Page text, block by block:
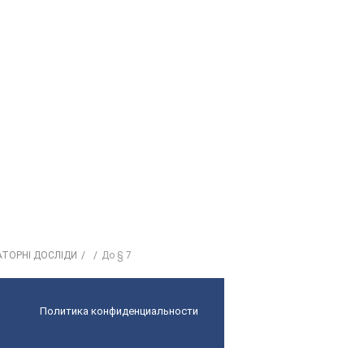
ДОСЛІДИ До § 7
Политика конфиденциальности